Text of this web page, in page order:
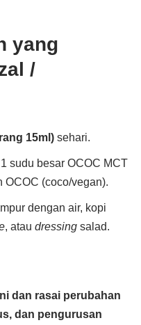
yang
/
15ml) sehari.
sudu besar OCOC MCT
OCOC (coco/vegan).
dengan air, kopi
, atau dressing salad.
dan rasai perubahan
dan pengurusan